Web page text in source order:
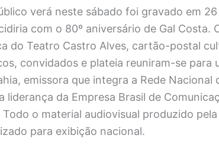
verá neste sábado foi gravado em
com o 80º aniversário de Gal Costa.
do Teatro Castro Alves, cartão-postal
convidados e plateia reuniram-se para
emissora que integra a Rede Nacional
liderança da Empresa Brasil de
o material audiovisual produzido
para exibição nacional.